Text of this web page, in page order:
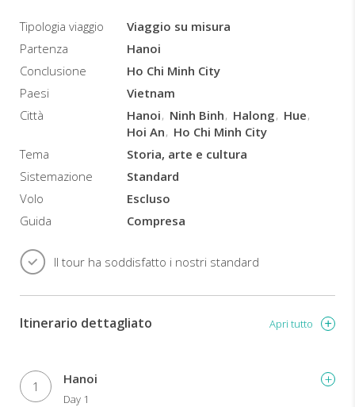
Sud-
Est
asiatico,
alla
scoperta
delle
popolazioni
e
della
loro
storia,
arte
cultura.
Tipologia viaggio
Viaggio su misura
Partenza
Hanoi
Conclusione
Ho Chi Minh City
Paesi
Vietnam
Città
Hanoi Ninh Binh Halong
Hue
Hoi An
Ho Chi Minh City
Tema
Storia, arte e cultura
Sistemazione
Standard
Volo
Escluso
Guida
Compresa
Il tour ha soddisfatto i nostri standard
Itinerario dettagliato Apri tutto
1 Hanoi
Day 1